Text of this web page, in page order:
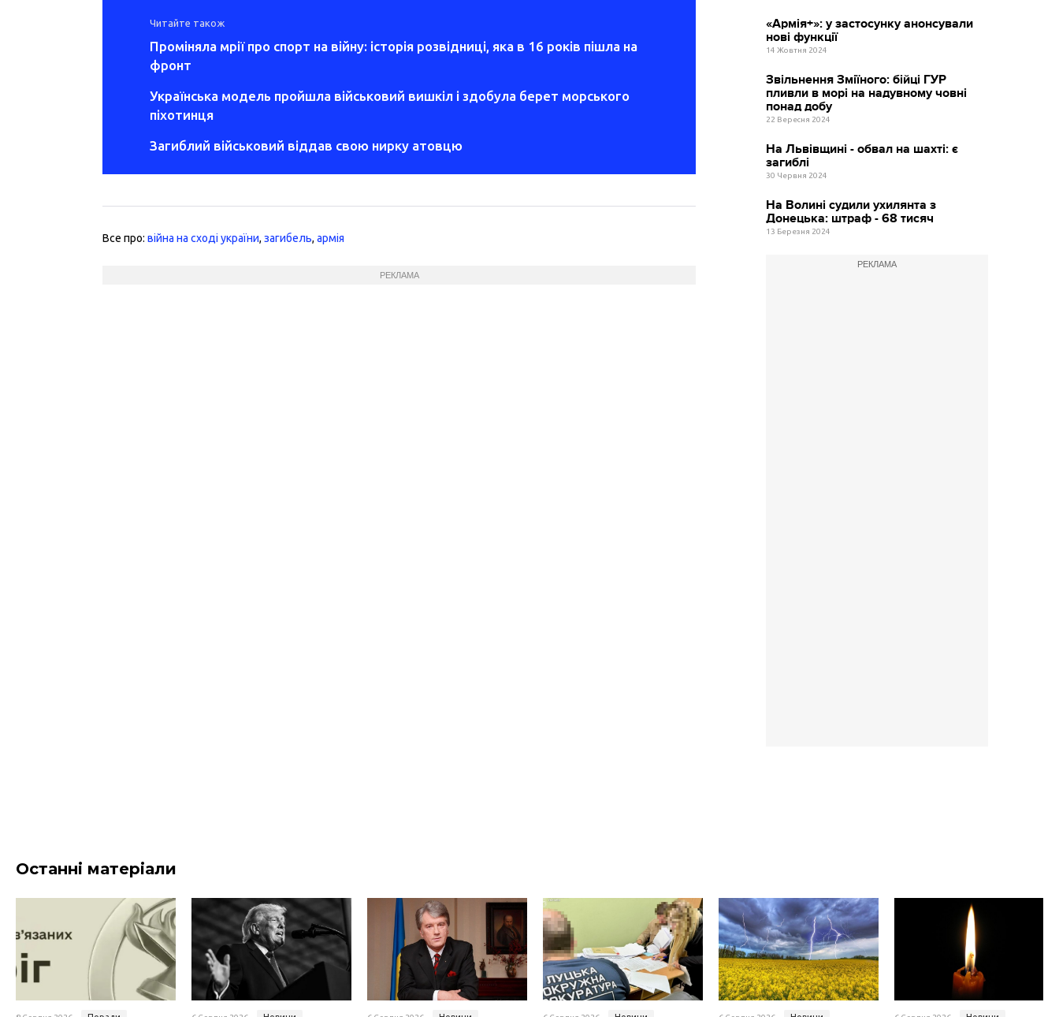
Читайте також
Проміняла мрії про спорт на війну: історія розвідниці, яка в 16 років пішла на
фронт
Українська модель пройшла військовий вишкіл і здобула берет морського
піхотинця
Загиблий військовий віддав свою нирку атовцю
Все про:війна на сході україни,загибель,армія
РЕКЛАМА
«Армія+»: у застосунку анонсували
нові функції
14 Жовтня 2024
Звільнення Зміїного: бійці ГУР
пливли в морі на надувному човні
понад добу
22 Вересня 2024
На Львівщині - обвал на шахті: є
загиблі
30 Червня 2024
На Волині судили ухилянта з
Донецька: штраф - 68 тисяч
13 Березня 2024
РЕКЛАМА
Останні матеріали